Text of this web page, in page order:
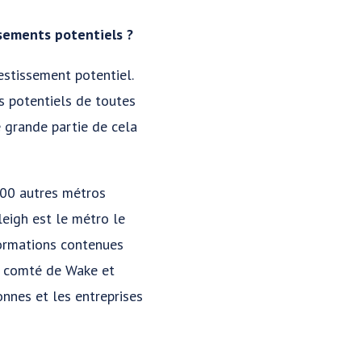
potentiels ?
potentiel.
potentiels de toutes
grande partie de cela
autres métros
est le métro le
contenues
de Wake et
et les entreprises